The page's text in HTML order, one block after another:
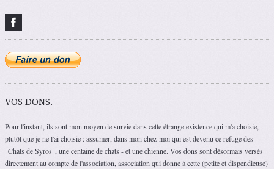
VOS DONS.
Pour l'instant, ils sont mon moyen de survie dans cette étrange existence qui m'a choisie,
plutôt que je ne l'ai choisie : assumer, dans mon chez-moi qui est devenu ce refuge des
"Chats de Syros", une centaine de chats - et une chienne. Vos dons sont désormais versés
directement au compte de l'association, association qui donne à cette (petite et dispendieuse)